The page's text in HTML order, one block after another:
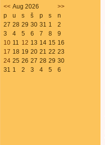
<< Aug 2026
>>
p
u s š p s
n
27 28 29 30 31 1
2
3
4 5 6 7 8
9
10 11 12 13 14 15 16
17 18 19 20 21 22 23
24 25 26 27 28 29 30
31 1 2 3 4 5 6